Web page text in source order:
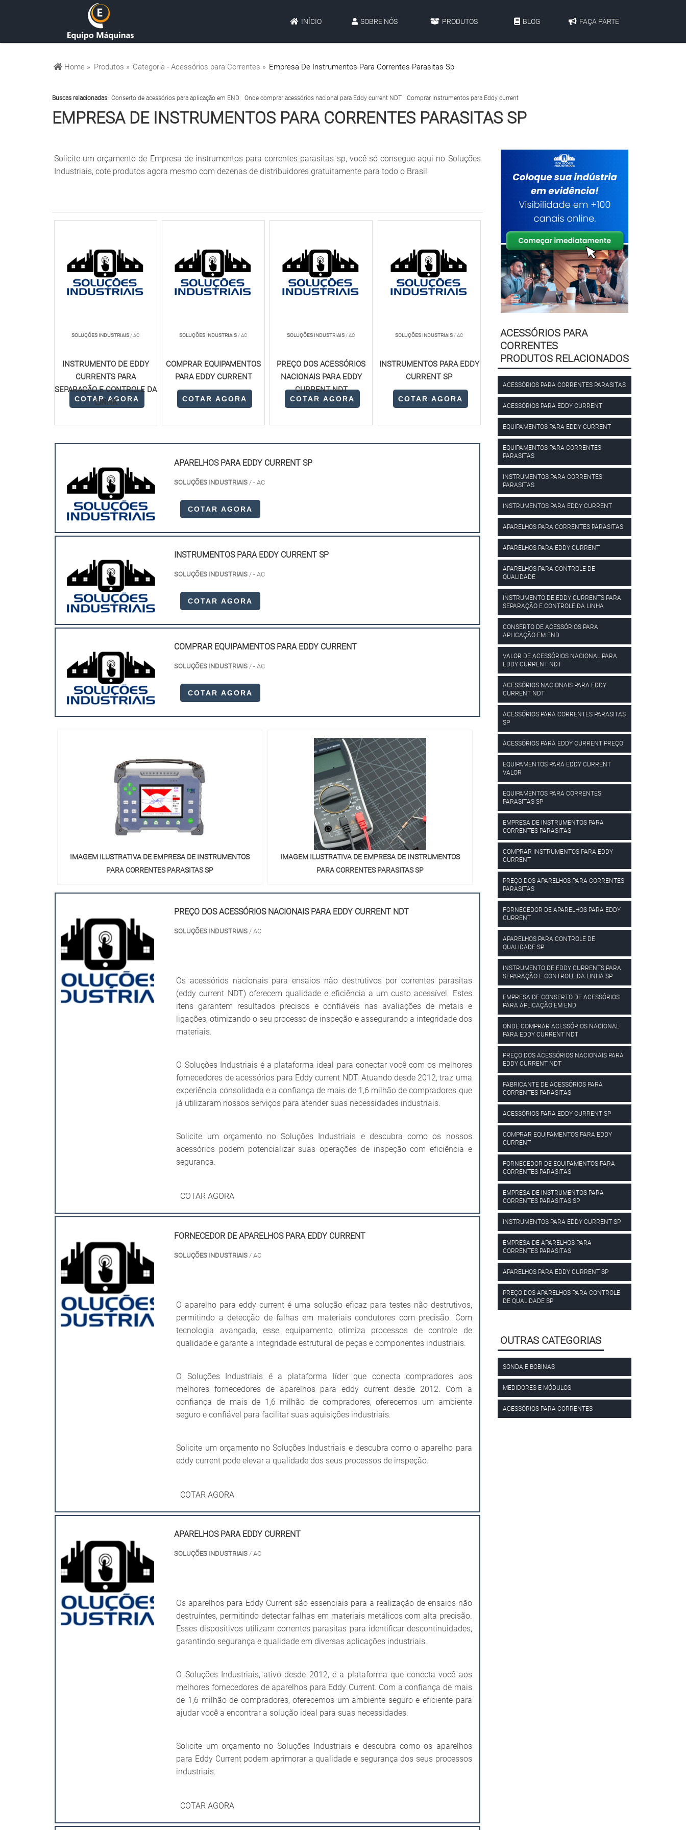
INÍCIO SOBRE NÓS PRODUTOS BLOG FAÇA PARTE
Home » Produtos » Categoria - Acessórios para Correntes » Empresa De Instrumentos Para Correntes Parasitas Sp
Buscas relacionadas: Conserto de acessórios para aplicação em END Onde comprar acessórios nacional para Eddy current NDT Comprar instrumentos para Eddy current
EMPRESA DE INSTRUMENTOS PARA CORRENTES PARASITAS SP
Solicite um orçamento de Empresa de instrumentos para correntes parasitas sp, você só consegue aqui no Soluções
Industriais, cote produtos agora mesmo com dezenas de distribuidores gratuitamente para todo o Brasil
SOLUÇÕES INDUSTRIAIS/ AC
INSTRUMENTO DE EDDY
CURRENTS PARA
SEPARAÇÃO E CONTROLE DA
LINHA
COTAR AGORA
SOLUÇÕES INDUSTRIAIS/ AC
COMPRAR EQUIPAMENTOS
PARA EDDY CURRENT
COTAR AGORA
SOLUÇÕES INDUSTRIAIS/ AC
PREÇO DOS ACESSÓRIOS
NACIONAIS PARA EDDY
CURRENT NDT
COTAR AGORA
SOLUÇÕES INDUSTRIAIS/ AC
INSTRUMENTOS PARA EDDY
CURRENT SP
COTAR AGORA
APARELHOS PARA EDDY CURRENT SP
SOLUÇÕES INDUSTRIAIS / - AC
COTAR AGORA
INSTRUMENTOS PARA EDDY CURRENT SP
SOLUÇÕES INDUSTRIAIS/ - AC
COTAR AGORA
COMPRAR EQUIPAMENTOS PARA EDDY CURRENT
SOLUÇÕES INDUSTRIAIS/ - AC
COTAR AGORA
IMAGEM ILUSTRATIVA DE EMPRESA DE INSTRUMENTOS
PARA CORRENTES PARASITAS SP
IMAGEM ILUSTRATIVA DE EMPRESA DE INSTRUMENTOS
PARA CORRENTES PARASITAS SP
PREÇO DOS ACESSÓRIOS NACIONAIS PARA EDDY CURRENT NDT
SOLUÇÕES INDUSTRIAIS / AC
Os acessórios nacionais para ensaios não destrutivos por correntes parasitas
(eddy current NDT) oferecem qualidade e eficiência a um custo acessível. Estes
itens garantem resultados precisos e confiáveis nas avaliações de metais e
ligações, otimizando o seu processo de inspeção e assegurando a integridade dos
materiais.
O Soluções Industriais é a plataforma ideal para conectar você com os melhores
fornecedores de acessórios para Eddy current NDT. Atuando desde 2012, traz uma
experiência consolidada e a confiança de mais de 1,6 milhão de compradores que
já utilizaram nossos serviços para atender suas necessidades industriais.
Solicite um orçamento no Soluções Industriais e descubra como os nossos
acessórios podem potencializar suas operações de inspeção com eficiência e
segurança.
COTAR AGORA
FORNECEDOR DE APARELHOS PARA EDDY CURRENT
SOLUÇÕES INDUSTRIAIS / AC
O aparelho para eddy current é uma solução eficaz para testes não destrutivos,
permitindo a detecção de falhas em materiais condutores com precisão. Com
tecnologia avançada, esse equipamento otimiza processos de controle de
qualidade e garante a integridade estrutural de peças e componentes industriais.
O Soluções Industriais é a plataforma líder que conecta compradores aos
melhores fornecedores de aparelhos para eddy current desde 2012. Com a
confiança de mais de 1,6 milhão de compradores, oferecemos um ambiente
seguro e confiável para facilitar suas aquisições industriais.
Solicite um orçamento no Soluções Industriais e descubra como o aparelho para
eddy current pode elevar a qualidade dos seus processos de inspeção.
COTAR AGORA
APARELHOS PARA EDDY CURRENT
SOLUÇÕES INDUSTRIAIS / AC
Os aparelhos para Eddy Current são essenciais para a realização de ensaios não
destruíntes, permitindo detectar falhas em materiais metálicos com alta precisão.
Esses dispositivos utilizam correntes parasitas para identificar descontinuidades,
garantindo segurança e qualidade em diversas aplicações industriais.
O Soluções Industriais, ativo desde 2012, é a plataforma que conecta você aos
melhores fornecedores de aparelhos para Eddy Current. Com a confiança de mais
de 1,6 milhão de compradores, oferecemos um ambiente seguro e eficiente para
ajudar você a encontrar a solução ideal para suas necessidades.
Solicite um orçamento no Soluções Industriais e descubra como os aparelhos
para Eddy Current podem aprimorar a qualidade e segurança dos seus processos
industriais.
COTAR AGORA
ACESSÓRIOS PARA
CORRENTES
PRODUTOS RELACIONADOS
ACESSÓRIOS PARA CORRENTES PARASITAS
ACESSÓRIOS PARA EDDY CURRENT
EQUIPAMENTOS PARA EDDY CURRENT
EQUIPAMENTOS PARA CORRENTES
PARASITAS
INSTRUMENTOS PARA CORRENTES
PARASITAS
INSTRUMENTOS PARA EDDY CURRENT
APARELHOS PARA CORRENTES PARASITAS
APARELHOS PARA EDDY CURRENT
APARELHOS PARA CONTROLE DE
QUALIDADE
INSTRUMENTO DE EDDY CURRENTS PARA
SEPARAÇÃO E CONTROLE DA LINHA
CONSERTO DE ACESSÓRIOS PARA
APLICAÇÃO EM END
VALOR DE ACESSÓRIOS NACIONAL PARA
EDDY CURRENT NDT
ACESSÓRIOS NACIONAIS PARA EDDY
CURRENT NDT
ACESSÓRIOS PARA CORRENTES PARASITAS
SP
ACESSÓRIOS PARA EDDY CURRENT PREÇO
EQUIPAMENTOS PARA EDDY CURRENT
VALOR
EQUIPAMENTOS PARA CORRENTES
PARASITAS SP
EMPRESA DE INSTRUMENTOS PARA
CORRENTES PARASITAS
COMPRAR INSTRUMENTOS PARA EDDY
CURRENT
PREÇO DOS APARELHOS PARA CORRENTES
PARASITAS
FORNECEDOR DE APARELHOS PARA EDDY
CURRENT
APARELHOS PARA CONTROLE DE
QUALIDADE SP
INSTRUMENTO DE EDDY CURRENTS PARA
SEPARAÇÃO E CONTROLE DA LINHA SP
EMPRESA DE CONSERTO DE ACESSÓRIOS
PARA APLICAÇÃO EM END
ONDE COMPRAR ACESSÓRIOS NACIONAL
PARA EDDY CURRENT NDT
PREÇO DOS ACESSÓRIOS NACIONAIS PARA
EDDY CURRENT NDT
FABRICANTE DE ACESSÓRIOS PARA
CORRENTES PARASITAS
ACESSÓRIOS PARA EDDY CURRENT SP
COMPRAR EQUIPAMENTOS PARA EDDY
CURRENT
FORNECEDOR DE EQUIPAMENTOS PARA
CORRENTES PARASITAS
EMPRESA DE INSTRUMENTOS PARA
CORRENTES PARASITAS SP
INSTRUMENTOS PARA EDDY CURRENT SP
EMPRESA DE APARELHOS PARA
CORRENTES PARASITAS
APARELHOS PARA EDDY CURRENT SP
PREÇO DOS APARELHOS PARA CONTROLE
DE QUALIDADE SP
OUTRAS CATEGORIAS
SONDA E BOBINAS
MEDIDORES E MÓDULOS
ACESSÓRIOS PARA CORRENTES